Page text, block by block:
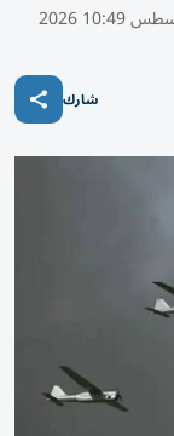
شارك